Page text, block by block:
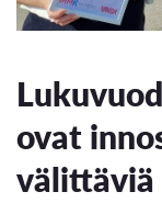
ovat
välittäviä